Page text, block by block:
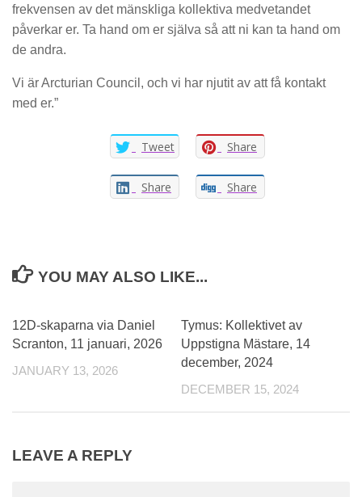
frekvensen av det mänskliga kollektiva medvetandet
påverkar er. Ta hand om er själva så att ni kan ta hand om
de andra.
Vi är Arcturian Council, och vi har njutit av att få kontakt
med er.”
Tweet Share
Share Share
YOU MAY ALSO LIKE...
12D-skaparna via Daniel
Scranton, 11 januari, 2026
JANUARY 13, 2026
Tymus: Kollektivet av
Uppstigna Mästare, 14
december, 2024
DECEMBER 15, 2024
LEAVE A REPLY